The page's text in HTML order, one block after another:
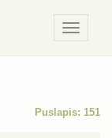
/
Meniu
Puslapis: 151